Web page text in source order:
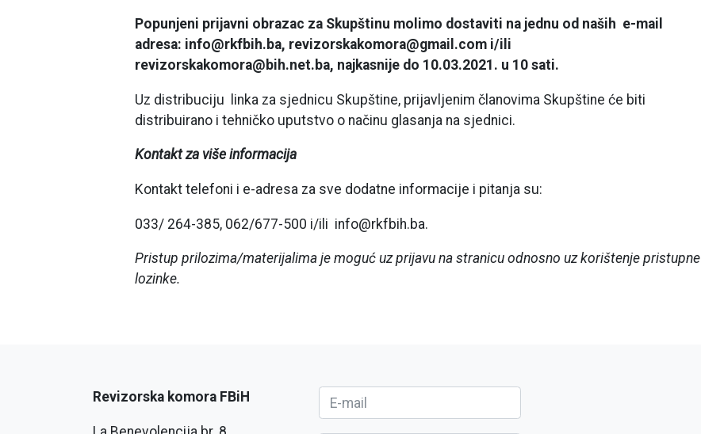
Popunjeni prijavni obrazac za Skupštinu molimo dostaviti na jednu od naših e-mail
adresa: info@rkfbih.ba, revizorskakomora@gmail.com i/ili
revizorskakomora@bih.net.ba, najkasnije do 10.03.2021. u 10 sati.
Uz distribuciju linka za sjednicu Skupštine, prijavljenim članovima Skupštine će biti
distribuirano i tehničko uputstvo o načinu glasanja na sjednici.
Kontakt za više informacija
Kontakt telefoni i e-adresa za sve dodatne informacije i pitanja su:
033/ 264-385, 062/677-500 i/ili info@rkfbih.ba.
Pristup prilozima/materijalima je moguć uz prijavu na stranicu odnosno uz korištenje pristupne
lozinke.
Revizorska komora FBiH